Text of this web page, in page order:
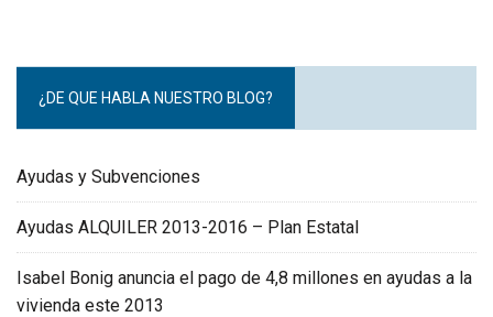
¿DE QUE HABLA NUESTRO BLOG?
Ayudas y Subvenciones
Ayudas ALQUILER 2013-2016 – Plan Estatal
Isabel Bonig anuncia el pago de 4,8 millones en ayudas a la
vivienda este 2013